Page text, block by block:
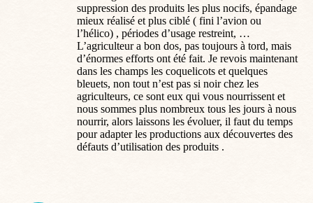
suppression des produits les plus nocifs, épandage
mieux réalisé et plus ciblé ( fini l’avion ou
l’hélico) , périodes d’usage restreint, …
L’agriculteur a bon dos, pas toujours à tord, mais
d’énormes efforts ont été fait. Je revois maintenant
dans les champs les coquelicots et quelques
bleuets, non tout n’est pas si noir chez les
agriculteurs, ce sont eux qui vous nourrissent et
nous sommes plus nombreux tous les jours à nous
nourrir, alors laissons les évoluer, il faut du temps
pour adapter les productions aux découvertes des
défauts d’utilisation des produits .